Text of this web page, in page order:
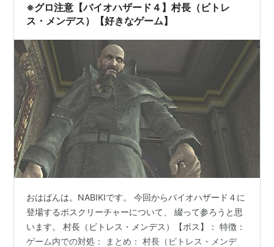
※グロ注意【バイオハザード４】村長（ビトレ
ス・メンデス）【好きなゲーム】
おはばんは。NABIKIです。 今回からバイオハザード４に
登場するボスクリーチャーについて、 綴って参ろうと思
います。 村長（ビトレス・メンデス）【ボス】： 特徴：
ゲーム内での対処： まとめ： 村長（ビトレス・メンデ